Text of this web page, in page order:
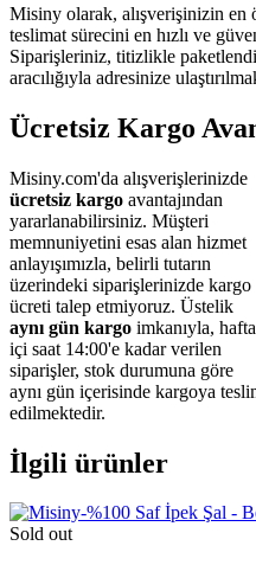
Misiny olarak, alışverişinizin en
teslimat sürecini en hızlı ve
Siparişleriniz, titizlikle
aracılığıyla adresinize
Ücretsiz Kargo
Misiny.com'da alışverişlerinizde
ücretsiz kargo avantajından
yararlanabilirsiniz. Müşteri
memnuniyetini esas alan hizmet
anlayışımızla, belirli tutarın
üzerindeki siparişlerinizde kargo
ücreti talep etmiyoruz. Üstelik
aynı gün kargo imkanıyla, hafta
içi saat 14:00'e kadar verilen
siparişler, stok durumuna göre
aynı gün içerisinde kargoya
edilmektedir.
İlgili ürünler
Sold out